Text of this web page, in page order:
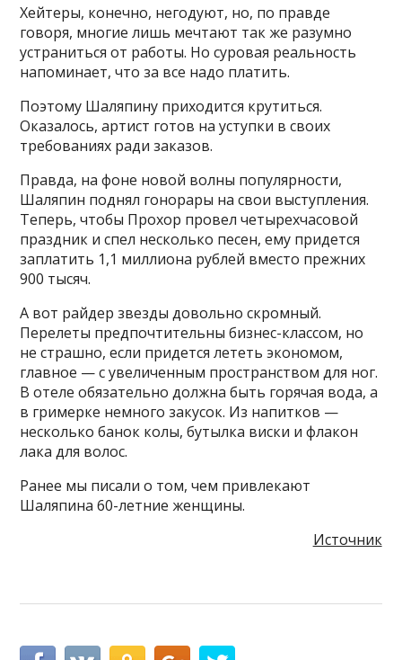
Хейтеры, конечно, негодуют, но, по правде
говоря, многие лишь мечтают так же разумно
устраниться от работы. Но суровая реальность
напоминает, что за все надо платить.
Поэтому Шаляпину приходится крутиться.
Оказалось, артист готов на уступки в своих
требованиях ради заказов.
Правда, на фоне новой волны популярности,
Шаляпин поднял гонорары на свои выступления.
Теперь, чтобы Прохор провел четырехчасовой
праздник и спел несколько песен, ему придется
заплатить 1,1 миллиона рублей вместо прежних
900 тысяч.
А вот райдер звезды довольно скромный.
Перелеты предпочтительны бизнес-классом, но
не страшно, если придется лететь экономом,
главное — с увеличенным пространством для ног.
В отеле обязательно должна быть горячая вода, а
в гримерке немного закусок. Из напитков —
несколько банок колы, бутылка виски и флакон
лака для волос.
Ранее мы писали о том, чем привлекают
Шаляпина 60-летние женщины.
Источник